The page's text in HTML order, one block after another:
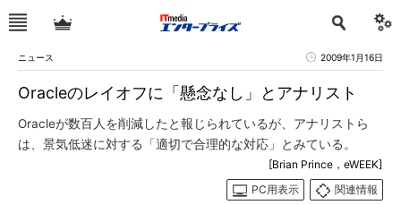
ニュース 2009年1月16日
Oracleのレイオフに「懸念なし」とアナリスト
Oracleが数百人を削減したと報じられているが、アナリストら
は、景気低迷に対する「適切で合理的な対応」とみている。
[Brian Prince，eWEEK]
PC用表示
関連情報